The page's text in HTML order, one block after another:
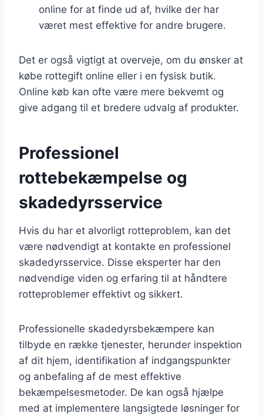
online for at finde ud af, hvilke der har
været mest effektive for andre brugere.
Det er også vigtigt at overveje, om du ønsker at
købe rottegift online eller i en fysisk butik.
Online køb kan ofte være mere bekvemt og
give adgang til et bredere udvalg af produkter.
Professionel
rottebekæmpelse og
skadedyrsservice
Hvis du har et alvorligt rotteproblem, kan det
være nødvendigt at kontakte en professionel
skadedyrsservice. Disse eksperter har den
nødvendige viden og erfaring til at håndtere
rotteproblemer effektivt og sikkert.
Professionelle skadedyrsbekæmpere kan
tilbyde en række tjenester, herunder inspektion
af dit hjem, identifikation af indgangspunkter
og anbefaling af de mest effektive
bekæmpelsesmetoder. De kan også hjælpe
med at implementere langsigtede løsninger for